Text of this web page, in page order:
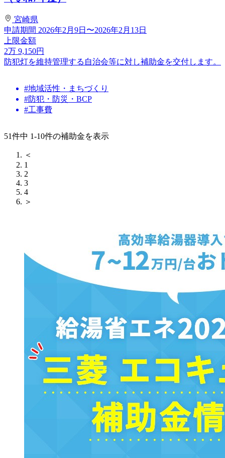
宮崎県
申請期間 2026年2月9日〜2026年2月13日
上限金額
2万 9,150円
防犯灯を維持管理する自治会等に対し補助金を交付します。
#地域活性・まちづくり
#防犯・防災・BCP
#工事費
51件中 1-10件の補助金を表示
＜
1
2
3
4
＞